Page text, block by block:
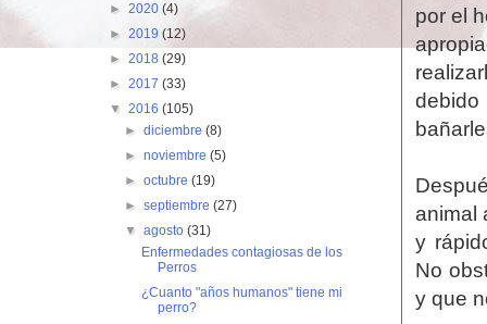
por el
animal
y
No
y que
► 2020 (4)
► 2019 (12)
► 2018 (29)
► 2017 (33)
▼ 2016 (105)
►diciembre(8)
►noviembre(5)
►octubre(19)
►septiembre(27)
▼agosto(31)
Enfermedades contagiosas de los
Perros
¿Cuanto "años humanos" tiene mi
perro?